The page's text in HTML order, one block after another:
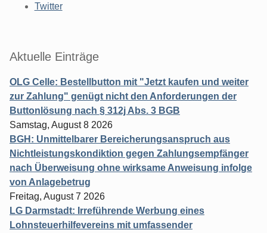
Twitter
Aktuelle Einträge
OLG Celle: Bestellbutton mit "Jetzt kaufen und weiter
zur Zahlung" genügt nicht den Anforderungen der
Buttonlösung nach § 312j Abs. 3 BGB
Samstag, August 8 2026
BGH: Unmittelbarer Bereicherungsanspruch aus
Nichtleistungskondiktion gegen Zahlungsempfänger
nach Überweisung ohne wirksame Anweisung infolge
von Anlagebetrug
Freitag, August 7 2026
LG Darmstadt: Irreführende Werbung eines
Lohnsteuerhilfevereins mit umfassender